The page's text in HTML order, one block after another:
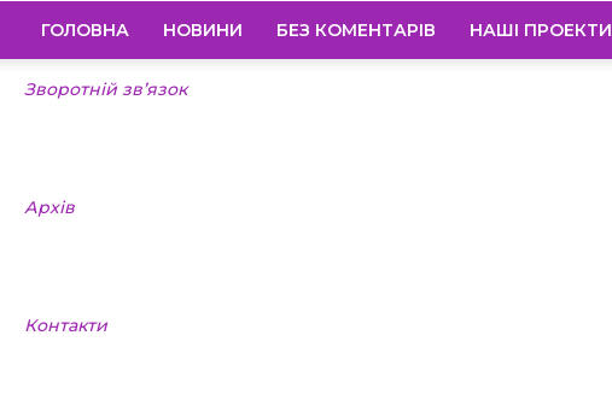
ГОЛОВНА НОВИНИ БЕЗ КОМЕНТАРІВ НАШІ ПРОЕКТИ
Зворотній зв’язок
Архів
Контакти